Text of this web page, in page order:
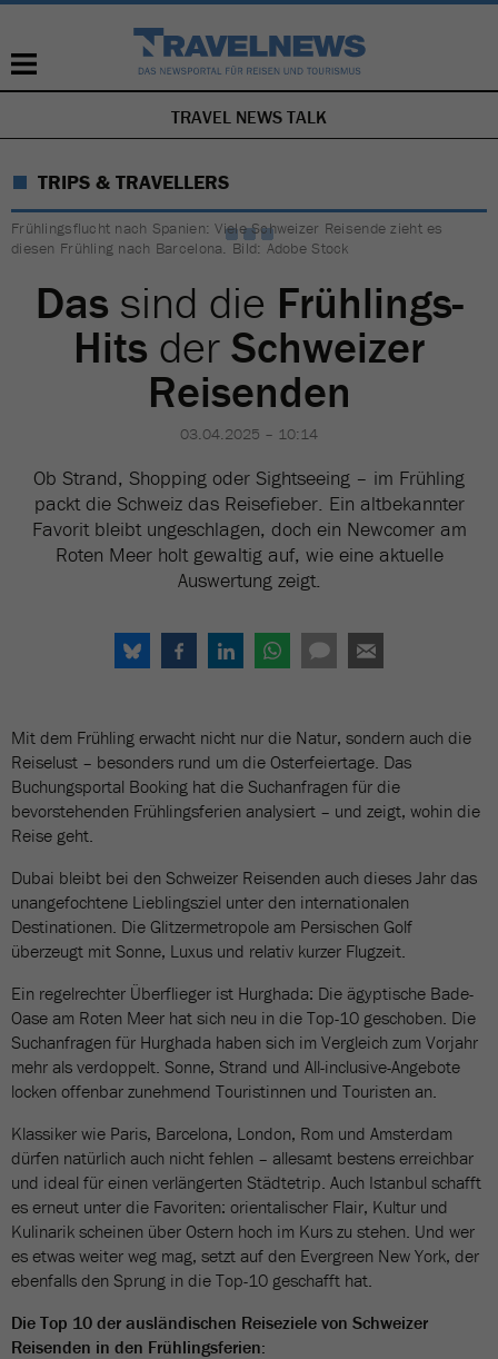
NAVIGATION
ÜBERSPRINGEN
TRAVEL NEWS TALK
TRIPS & TRAVELLERS
Frühlingsflucht nach Spanien: Viele Schweizer Reisende zieht es
diesen Frühling nach Barcelona. Bild: Adobe Stock
Das sind die Frühlings-
Hits der Schweizer
Reisenden
03.04.2025 – 10:14
Ob Strand, Shopping oder Sightseeing – im Frühling
packt die Schweiz das Reisefieber. Ein altbekannter
Favorit bleibt ungeschlagen, doch ein Newcomer am
Roten Meer holt gewaltig auf, wie eine aktuelle
Auswertung zeigt.
Mit dem Frühling erwacht nicht nur die Natur, sondern auch die
Reiselust – besonders rund um die Osterfeiertage. Das
Buchungsportal Booking hat die Suchanfragen für die
bevorstehenden Frühlingsferien analysiert – und zeigt, wohin die
Reise geht.
Dubai bleibt bei den Schweizer Reisenden auch dieses Jahr das
unangefochtene Lieblingsziel unter den internationalen
Destinationen. Die Glitzermetropole am Persischen Golf
überzeugt mit Sonne, Luxus und relativ kurzer Flugzeit.
Ein regelrechter Überflieger ist Hurghada: Die ägyptische Bade-
Oase am Roten Meer hat sich neu in die Top-10 geschoben. Die
Suchanfragen für Hurghada haben sich im Vergleich zum Vorjahr
mehr als verdoppelt. Sonne, Strand und All-inclusive-Angebote
locken offenbar zunehmend Touristinnen und Touristen an.
Klassiker wie Paris, Barcelona, London, Rom und Amsterdam
dürfen natürlich auch nicht fehlen – allesamt bestens erreichbar
und ideal für einen verlängerten Städtetrip. Auch Istanbul schafft
es erneut unter die Favoriten: orientalischer Flair, Kultur und
Kulinarik scheinen über Ostern hoch im Kurs zu stehen. Und wer
es etwas weiter weg mag, setzt auf den Evergreen New York, der
ebenfalls den Sprung in die Top-10 geschafft hat.
Die Top 10 der ausländischen Reiseziele von Schweizer
Reisenden in den Frühlingsferien: